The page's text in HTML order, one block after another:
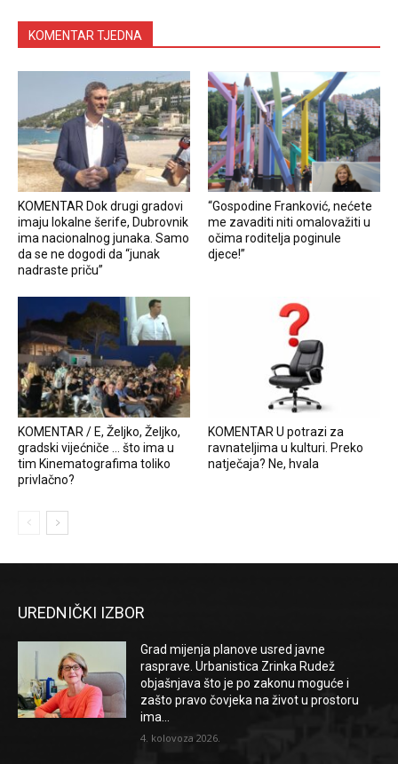
KOMENTAR TJEDNA
KOMENTAR Dok drugi gradovi
imaju lokalne šerife, Dubrovnik
ima nacionalnog junaka. Samo
da se ne dogodi da “junak
nadraste priču”
“Gospodine Franković, nećete
me zavaditi niti omalovažiti u
očima roditelja poginule
djece!”
KOMENTAR / E, Željko, Željko,
gradski vijećniče … što ima u
tim Kinematografima toliko
privlačno?
KOMENTAR U potrazi za
ravnateljima u kulturi. Preko
natječaja? Ne, hvala
UREDNIČKI IZBOR
Grad mijenja planove usred javne
rasprave. Urbanistica Zrinka Rudež
objašnjava što je po zakonu moguće i
zašto pravo čovjeka na život u prostoru
ima...
4. kolovoza 2026.